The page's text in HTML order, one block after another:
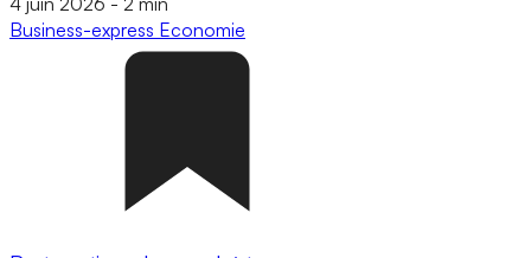
Business-express Economie